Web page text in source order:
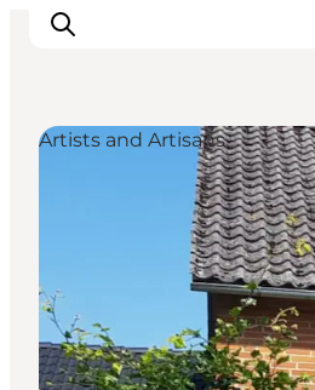
Destinations
Hébergements
Planifiez votre voyage
Artists and Artisans